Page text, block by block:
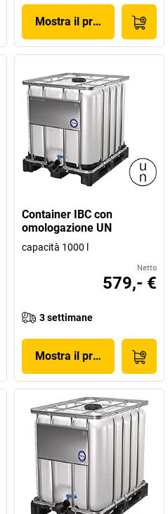
Mostra il prodotto
Container IBC con
omologazione UN
capacità 1000 l
Netto
579,- €
3 settimane
Mostra il prodotto